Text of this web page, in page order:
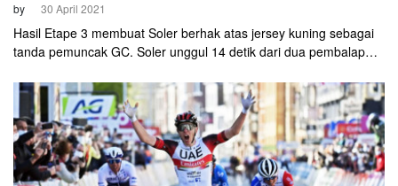
by 30 April 2021
Hasil Etape 3 membuat Soler berhak atas jersey kuning sebagai
tanda pemuncak GC. Soler unggul 14 detik dari dua pembalap